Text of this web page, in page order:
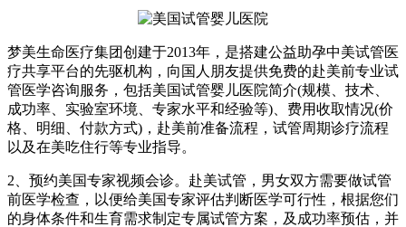
梦美生命医疗集团创建于2013年，是搭建公益助孕中美试管医
疗共享平台的先驱机构，向国人朋友提供免费的赴美前专业试
管医学咨询服务，包括美国试管婴儿医院简介(规模、技术、
成功率、实验室环境、专家水平和经验等)、费用收取情况(价
格、明细、付款方式)，赴美前准备流程，试管周期诊疗流程
以及在美吃住行等专业指导。
2、预约美国专家视频会诊。赴美试管，男女双方需要做试管
前医学检查，以便给美国专家评估判断医学可行性，根据您们
的身体条件和生育需求制定专属试管方案，及成功率预估，并